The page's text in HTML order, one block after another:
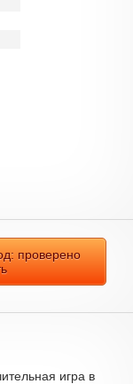
проверено
игра в